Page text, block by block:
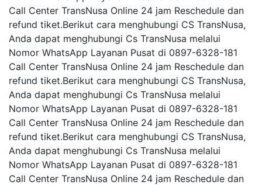
Call Center TransNusa Online 24 jam Reschedule dan
refund tiket.Berikut cara menghubungi CS TransNusa,
Anda dapat menghubungi Cs TransNusa melalui
Nomor WhatsApp Layanan Pusat di 0897-6328-181
Call Center TransNusa Online 24 jam Reschedule dan
refund tiket.Berikut cara menghubungi CS TransNusa,
Anda dapat menghubungi Cs TransNusa melalui
Nomor WhatsApp Layanan Pusat di 0897-6328-181
Call Center TransNusa Online 24 jam Reschedule dan
refund tiket.Berikut cara menghubungi CS TransNusa,
Anda dapat menghubungi Cs TransNusa melalui
Nomor WhatsApp Layanan Pusat di 0897-6328-181
Call Center TransNusa Online 24 jam Reschedule dan